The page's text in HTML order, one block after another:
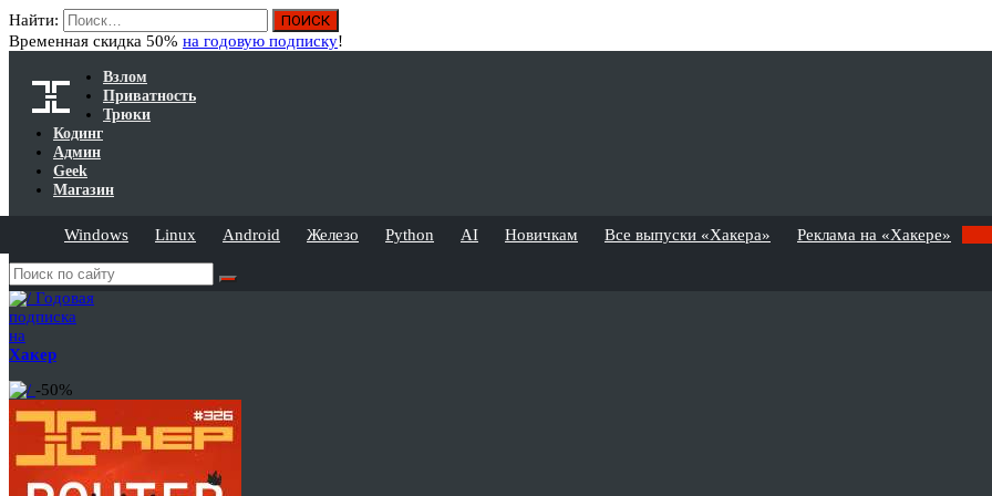
Найти:
Временная скидка 50% на годовую подписку!
Взлом
Приватность
Трюки
Кодинг
Админ
Geek
Магазин
Windows Linux Android Железо Python AI Новичкам Все выпуски «Хакера» Реклама на «Хакере»
Годовая
подписка
на
Хакер
-50%